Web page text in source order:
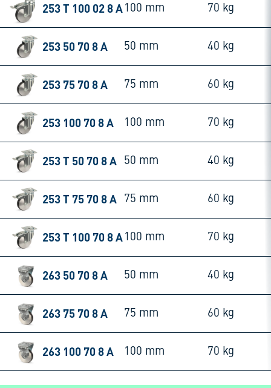
253 T 100 02 8 A 100 mm 70 kg
253 50 70 8 A 50 mm 40 kg
253 75 70 8 A 75 mm 60 kg
253 100 70 8 A 100 mm 70 kg
253 T 50 70 8 A 50 mm 40 kg
253 T 75 70 8 A 75 mm 60 kg
253 T 100 70 8 A 100 mm 70 kg
263 50 70 8 A 50 mm 40 kg
263 75 70 8 A 75 mm 60 kg
263 100 70 8 A 100 mm 70 kg